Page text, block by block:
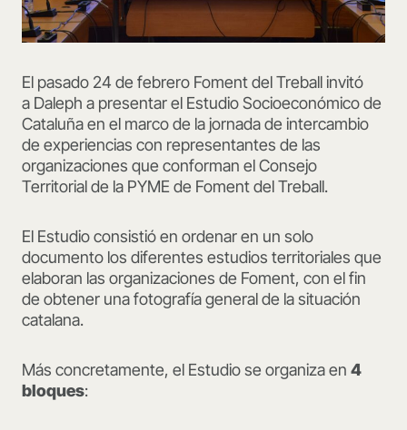
El pasado 24 de febrero Foment del Treball invitó
a Daleph a presentar el Estudio Socioeconómico de
Cataluña en el marco de la jornada de intercambio
de experiencias con representantes de las
organizaciones que conforman el Consejo
Territorial de la PYME de Foment del Treball.
El Estudio consistió en ordenar en un solo
documento los diferentes estudios territoriales que
elaboran las organizaciones de Foment, con el fin
de obtener una fotografía general de la situación
catalana.
Más concretamente, el Estudio se organiza en 4
bloques: